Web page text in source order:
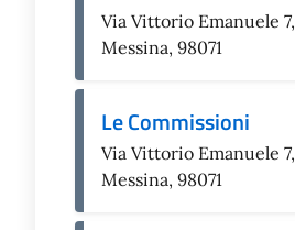
Via Vittorio Emanuele 7,
Messina, 98071
Le Commissioni
Via Vittorio Emanuele 7,
Messina, 98071